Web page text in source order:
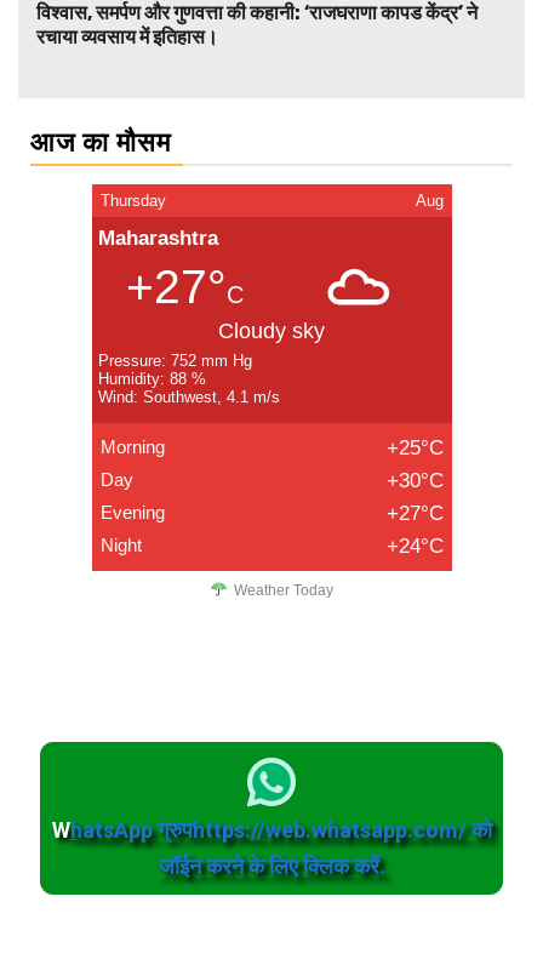
विश्वास, समर्पण और गुणवत्ता की कहानी: ‘राजघराणा कापड केंद्र’ ने
रचाया व्यवसाय में इतिहास।
आज का मौसम
Thursday Aug
Maharashtra
+27°C
Cloudy sky
Pressure: 752 mm Hg
Humidity: 88 %
Wind: Southwest, 4.1 m/s
Morning +25°C
Day +30°C
Evening +27°C
Night +24°C
Weather Today
WhatsApp ग्रुपhttps://web.whatsapp.com/ को
जॉईन करने के लिए क्लिक करें.